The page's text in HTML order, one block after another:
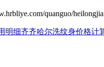
quanguo/
明细齐齐哈尔洗纹身价格计